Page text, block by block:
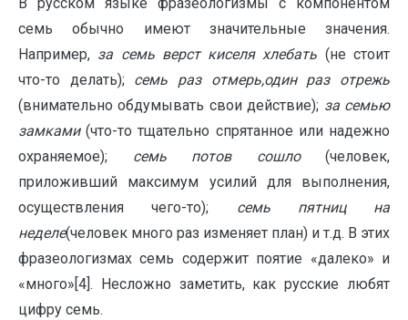
семь обычно имеют значительные значения.
Например, за семь верст киселя хлебать (не стоит
что-то делать); семь раз отмерь,один раз отрежь
(внимательно обдумывать свои действие); за семью
замками(что-то тщательно спрятанное или надежно
охраняемое); семь потов сошло (человек,
приложивший максимум усилий для выполнения,
осуществления чего-то); семь пятниц на
неделе(человек много раз изменяет план) и т.д. В этих
фразеологизмах семь содержит поятие «далеко» и
«много»[4]. Несложно заметить, как русские любят
цифру семь.